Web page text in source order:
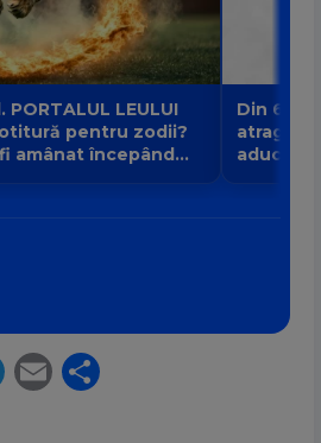
LEULUI
pentru zodii?
amânat începând
Din 6
atrage
aduce
Twitter
Email